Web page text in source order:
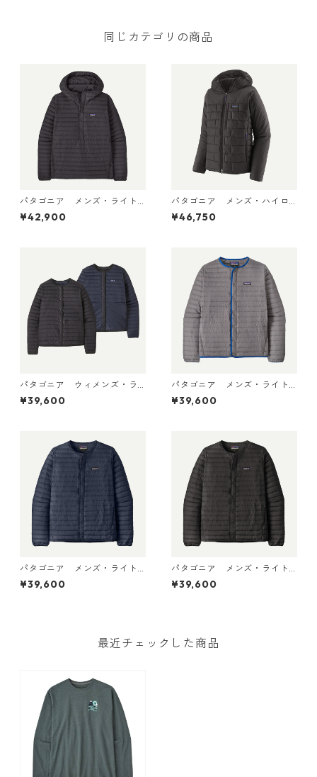
同じカテゴリの商品
パタゴニア メンズ・ライト
ウェイト・ダウン・セータ
ー・プルオーバー Black 319
¥42,900
パタゴニア メンズ・ハイロ
フト・ナノ・パフ・フーデ
¥46,750
パタゴニア ウィメンズ・ラ
イトウェイト・リバーシブ
ル・ダウン・セーター・カー
¥39,600
パタゴニア メンズ・ライト
ウェイト・ダウン・セータ
ー・カーディガン Noble Gr
¥39,600
パタゴニア メンズ・ライト
ウェイト・ダウン・セータ
ー・カーディガン New Navy
¥39,600
パタゴニア メンズ・ライト
ウェイト・ダウン・セータ
ー・カーディガン Black 319
¥39,600
最近チェックした商品